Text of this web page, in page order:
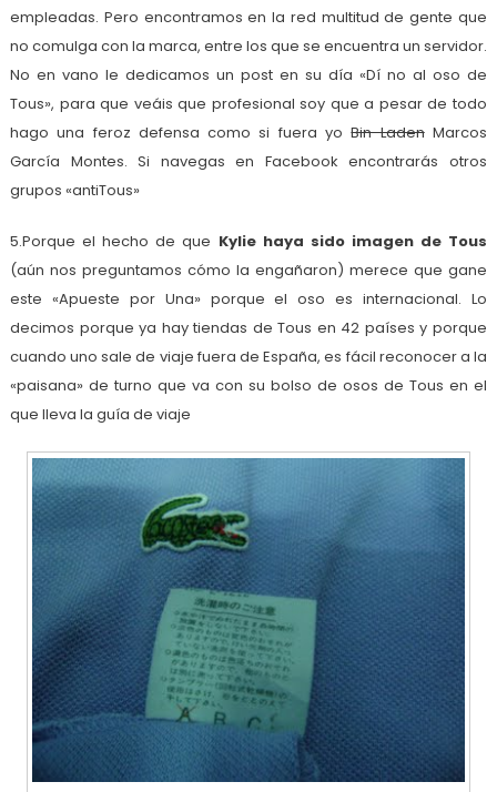
empleadas. Pero encontramos en la red multitud de gente que
no comulga con la marca, entre los que se encuentra un servidor.
No en vano le dedicamos un post en su día «Dí no al oso de
Tous», para que veáis que profesional soy que a pesar de todo
hago una feroz defensa como si fuera yoBin LadenMarcos
García Montes. Si navegas en Facebook encontrarás otros
grupos «antiTous»
5.Porque el hecho de que Kylie haya sido imagen de Tous
(aún nos preguntamos cómo la engañaron) merece que gane
este «Apueste por Una» porque el oso es internacional. Lo
decimos porque ya hay tiendas de Tous en 42 países y porque
cuando uno sale de viaje fuera de España, es fácil reconocer a la
«paisana» de turno que va con su bolso de osos de Tous en el
que lleva la guía de viaje